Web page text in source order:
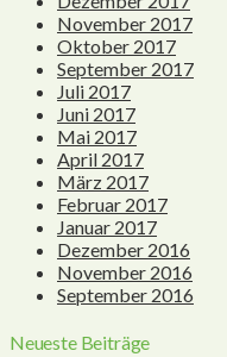
November 2017
Oktober 2017
September 2017
Juli 2017
Juni 2017
Mai 2017
April 2017
März 2017
Februar 2017
Januar 2017
Dezember 2016
November 2016
September 2016
Neueste Beiträge